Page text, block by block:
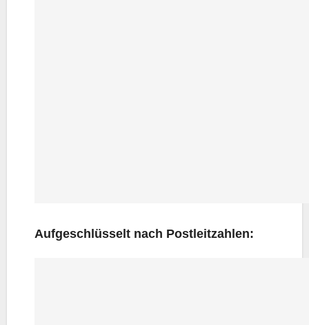
Auf­ge­schlüs­selt nach Postleitzahlen: